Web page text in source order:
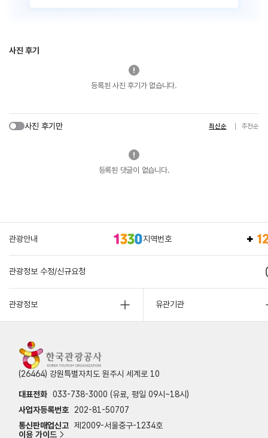
사진 후기
등록된 사진 후기가 없습니다.
사진 후기만 최신순 추천순
등록된 댓글이 없습니다.
관광안내 지역번호
관광정보 수정/신규요청
관광정보 유관기관
(26464) 강원특별자치도 원주시 세계로 10
대표전화 033-738-3000 (유료, 평일 09시~18시)
사업자등록번호
202-81-50707
통신판매업신고 제2009-서울중구-1234호
이용 가이드